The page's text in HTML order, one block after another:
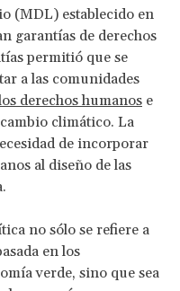
(MDL) establecido en
garantías de derechos
permitió que se
a las comunidades
derechos humanos e
climático. La
de incorporar
al diseño de las
no sólo se refiere a
en los
verde, sino que sea